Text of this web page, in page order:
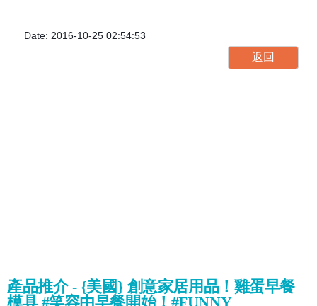
Date: 2016-10-25 02:54:53
產品推介 - {美國} 創意家居用品！雞蛋早餐
模具 #笑容由早餐開始！#FUNNY